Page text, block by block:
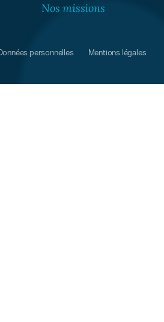
Nos missions
Données personnelles Mentions légales